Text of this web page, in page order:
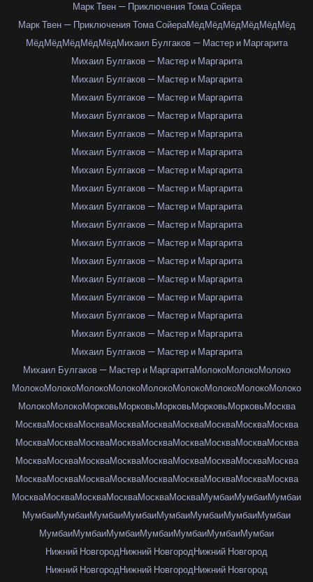
Марк Твен — Приключения Тома Сойера
Марк Твен — Приключения Тома СойераМёдМёдМёдМёдМёдМёд
МёдМёдМёдМёдМёдМихаил Булгаков — Мастер и Маргарита
Михаил Булгаков — Мастер и Маргарита
Михаил Булгаков — Мастер и Маргарита
Михаил Булгаков — Мастер и Маргарита
Михаил Булгаков — Мастер и Маргарита
Михаил Булгаков — Мастер и Маргарита
Михаил Булгаков — Мастер и Маргарита
Михаил Булгаков — Мастер и Маргарита
Михаил Булгаков — Мастер и Маргарита
Михаил Булгаков — Мастер и Маргарита
Михаил Булгаков — Мастер и Маргарита
Михаил Булгаков — Мастер и Маргарита
Михаил Булгаков — Мастер и Маргарита
Михаил Булгаков — Мастер и Маргарита
Михаил Булгаков — Мастер и Маргарита
Михаил Булгаков — Мастер и Маргарита
Михаил Булгаков — Мастер и Маргарита
Михаил Булгаков — Мастер и Маргарита
Михаил Булгаков — Мастер и МаргаритаМолокоМолокоМолоко
МолокоМолокоМолокоМолокоМолокоМолокоМолокоМолокоМолоко
МолокоМолокоМорковьМорковьМорковьМорковьМорковьМосква
МоскваМоскваМоскваМоскваМоскваМоскваМоскваМоскваМосква
МоскваМоскваМоскваМоскваМоскваМоскваМоскваМоскваМосква
МоскваМоскваМоскваМоскваМоскваМоскваМоскваМоскваМосква
МоскваМоскваМоскваМоскваМоскваМоскваМоскваМоскваМосква
МоскваМоскваМоскваМоскваМоскваМоскваМумбаиМумбаиМумбаи
МумбаиМумбаиМумбаиМумбаиМумбаиМумбаиМумбаиМумбаи
МумбаиМумбаиМумбаиМумбаиМумбаиМумбаиМумбаи
Нижний НовгородНижний НовгородНижний Новгород
Нижний НовгородНижний НовгородНижний Новгород